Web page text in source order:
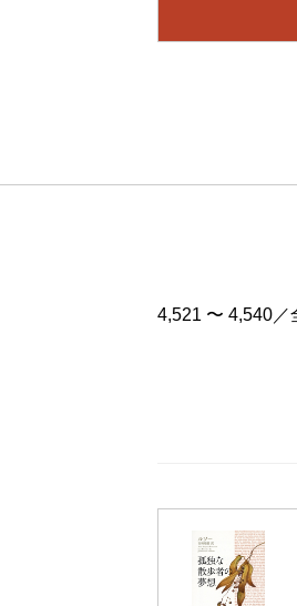
4,521 〜 4,540／